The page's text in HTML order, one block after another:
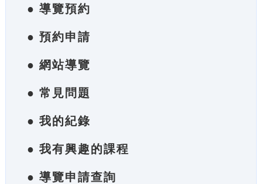
● 導覽預約
● 預約申請
● 網站導覽
● 常見問題
● 我的紀錄
● 我有興趣的課程
● 導覽申請查詢